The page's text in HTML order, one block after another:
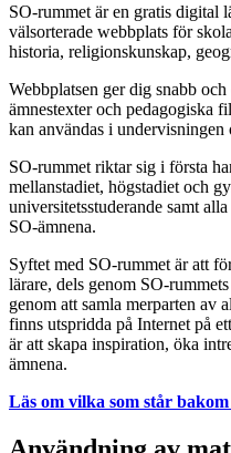
SO-rummet är en gratis digital
välsorterade webbplats för
historia, religionskunskap,
Webbplatsen ger dig snabb
ämnestexter och pedagogiska
kan användas i undervisningen
SO-rummet riktar sig i första
mellanstadiet, högstadiet och
universitetsstuderande samt
SO-ämnena.
Syftet med SO-rummet är att
lärare, dels genom SO-
genom att samla merparten av
finns utspridda på Internet på
är att skapa inspiration, öka
ämnena.
Läs om vilka som står